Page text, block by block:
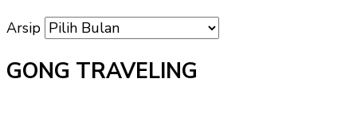
Arsip
GONG TRAVELING